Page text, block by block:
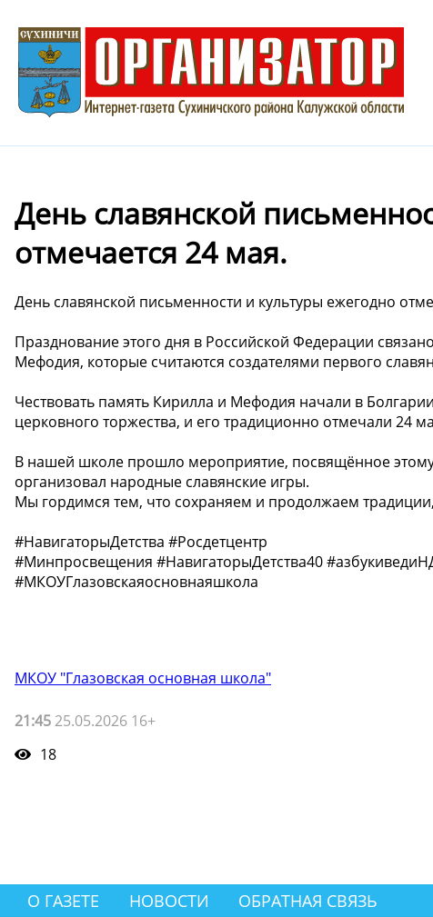
День славянской
отмечается 24 мая.
День славянской письменности и культуры ежегодно
Празднование этого дня в Российской Федерации
Мефодия, которые считаются создателями первого
Чествовать память Кирилла и Мефодия начали в
церковного торжества, и его традиционно отмечали 24
В нашей школе прошло мероприятие, посвящённое
организовал народные славянские игры.
Мы гордимся тем, что сохраняем и продолжаем
#НавигаторыДетства #Росдетцентр
#Минпросвещения #НавигаторыДетства40
#МКОУГлазовскаяосновнаяшкола
МКОУ "Глазовская основная школа"
21:45 25.05.2026 16+
18
О ГАЗЕТЕ НОВОСТИ ОБРАТНАЯ СВЯЗЬ